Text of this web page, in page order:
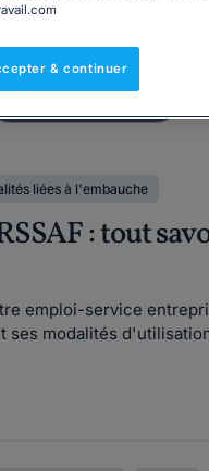
liées à l'embauche
: tout
emploi-service
ses modalités
& continuer